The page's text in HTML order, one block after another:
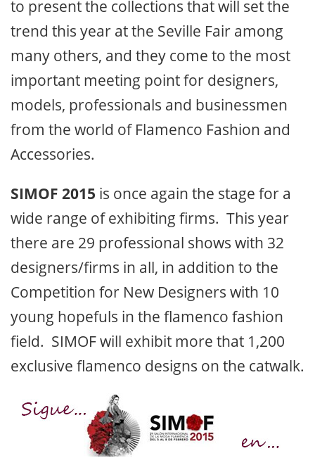
to present the collections that will set the
trend this year at the Seville Fair among
many others, and they come to the most
important meeting point for designers,
models, professionals and businessmen
from the world of Flamenco Fashion and
Accessories.
SIMOF 2015 is once again the stage for a
wide range of exhibiting firms. This year
there are 29 professional shows with 32
designers/firms in all, in addition to the
Competition for New Designers with 10
young hopefuls in the flamenco fashion
field. SIMOF will exhibit more that 1,200
exclusive flamenco designs on the catwalk.